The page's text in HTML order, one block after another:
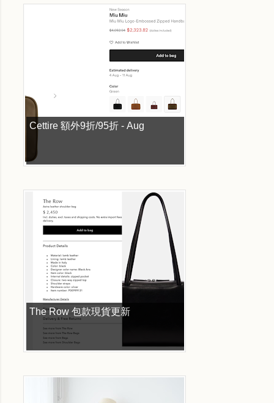
Cettire 額外9折/95折 - Aug
The Row 包款現貨更新